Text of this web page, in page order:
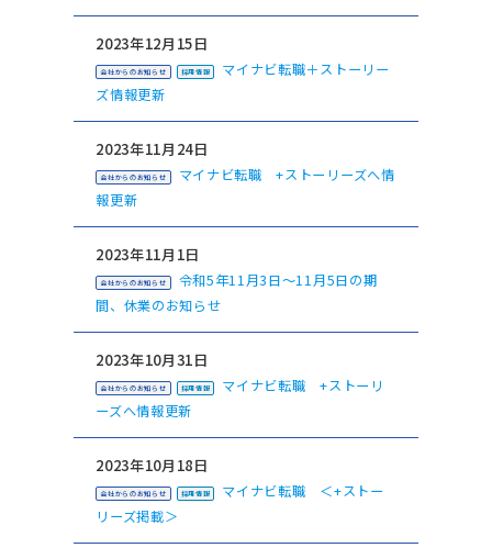
2023年12月15日
会社からのお知らせ 採用情報
マイナビ転職＋ストーリー
ズ情報更新
2023年11月24日
会社からのお知らせ
マイナビ転職 +ストーリーズへ情
報更新
2023年11月1日
会社からのお知らせ
令和5年11月3日～11月5日の期
間、休業のお知らせ
2023年10月31日
会社からのお知らせ 採用情報
マイナビ転職 +ストーリ
ーズへ情報更新
2023年10月18日
会社からのお知らせ 採用情報
マイナビ転職 ＜+ストー
リーズ掲載＞